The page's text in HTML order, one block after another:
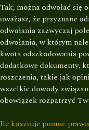
Tak, można odwołać się
uważasz, że przyznane
odwołania zazwyczaj
odwołania, w którym
kwota odszkodowania
dodatkowe dokumenty,
roszczenia, takie jak
wszelkie dowody
obowiązek rozpatrzyć
Ile kosztuje pomoc